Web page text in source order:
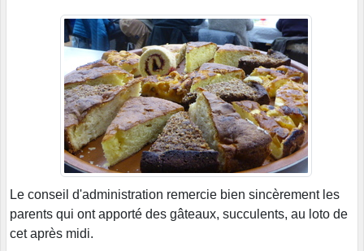
Le conseil d'administration remercie bien sincèrement les
parents qui ont apporté des gâteaux, succulents, au loto de
cet après midi.